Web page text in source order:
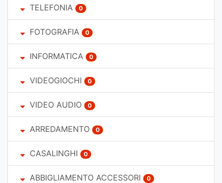
TELEFONIA 0
FOTOGRAFIA 0
INFORMATICA 0
VIDEOGIOCHI 0
VIDEO AUDIO 0
ARREDAMENTO 0
CASALINGHI 0
ABBIGLIAMENTO ACCESSORI 0